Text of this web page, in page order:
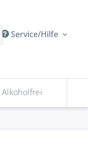
Service/Hilfe
Alkoholfrei